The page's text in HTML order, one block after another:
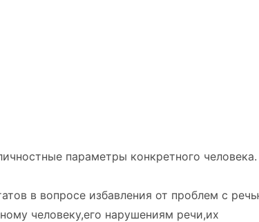
параметры конкретного человека.
в вопросе избавления от проблем с
человеку,его нарушениям речи,их